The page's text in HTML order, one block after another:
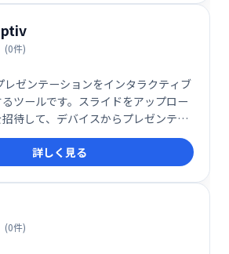
(0件)
ゼンテーションをインタラクティブ
ツールです。スライドをアップロー
待して、デバイスからプレゼンテー
きます。仮想、ハイブリッド、対面イ
オーディエンスのエンゲージメント
ドバックを収集できます。同時セッシ
者参加状況の追跡も可能です。顧
ンの獲得を支援します。
詳しく見る
(0件)